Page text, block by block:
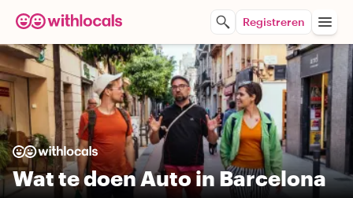
Registreren
Wat te doen Auto in Barcelona